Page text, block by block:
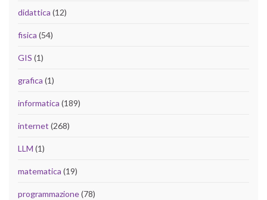
didattica (12)
fisica (54)
GIS (1)
grafica (1)
informatica (189)
internet (268)
LLM (1)
matematica (19)
programmazione(78)